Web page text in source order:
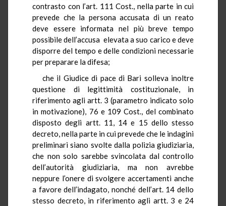
contrasto con l’art. 111 Cost., nella parte in cui
prevede che la persona accusata di un reato
deve essere informata nel più breve tempo
possibile dell’accusa elevata a suo carico e deve
disporre del tempo e delle condizioni necessarie
per preparare la difesa;
che il Giudice di pace di Bari solleva inoltre
questione di legittimità costituzionale, in
riferimento agli artt. 3 (parametro indicato solo
in motivazione), 76 e 109 Cost., del combinato
disposto degli artt. 11, 14 e 15 dello stesso
decreto, nella parte in cui prevede che le indagini
preliminari siano svolte dalla polizia giudiziaria,
che non solo sarebbe svincolata dal controllo
dell’autorità giudiziaria, ma non avrebbe
neppure l’onere di svolgere accertamenti anche
a favore dell’indagato, nonché dell’art. 14 dello
stesso decreto, in riferimento agli artt. 3 e 24